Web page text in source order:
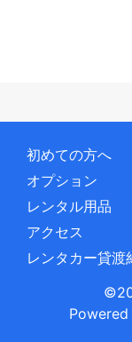
初めての方へ
オプション
レンタル用品
アクセス
レンタカー貸渡